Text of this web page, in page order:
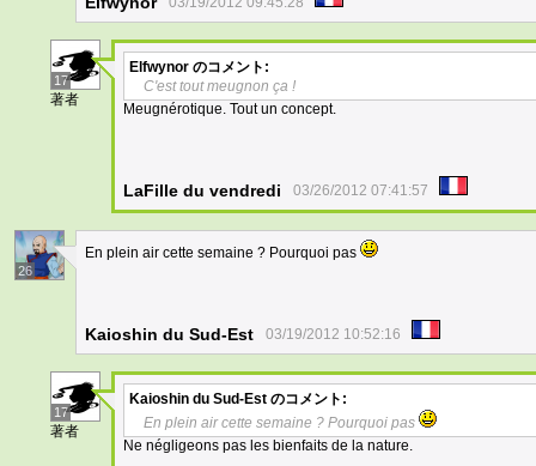
17
著者
Elfwynor のコメント:
C'est tout meugnon ça !
Meugnérotique. Tout un concept.
LaFille du vendredi 03/26/2012 07:41:57
26
En plein air cette semaine ? Pourquoi pas
Kaioshin du Sud-Est 03/19/2012 10:52:16
17
著者
Kaioshin du Sud-Est のコメント:
En plein air cette semaine ? Pourquoi pas
Ne négligeons pas les bienfaits de la nature.